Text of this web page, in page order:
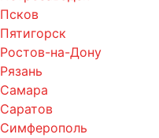
Псков
Пятигорск
Ростов-на-Дону
Рязань
Самара
Саратов
Симферополь